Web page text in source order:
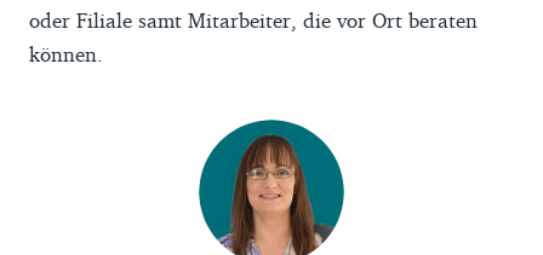
oder Filiale samt Mitarbeiter, die vor Ort beraten
können.